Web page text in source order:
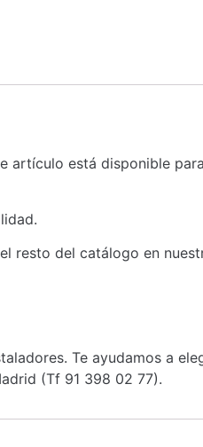
artículo está disponible para
resto del catálogo en
Te ayudamos a
(Tf 91 398 02 77).